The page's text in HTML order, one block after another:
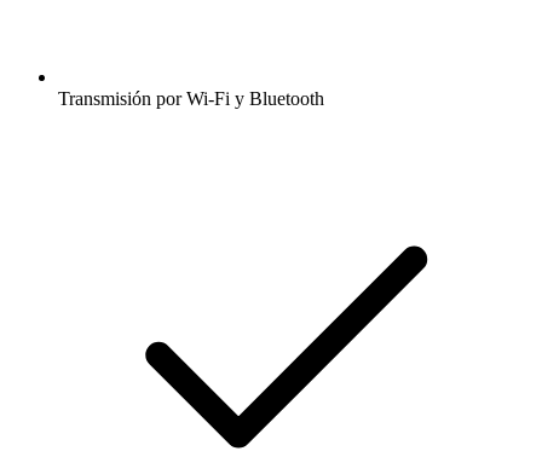
Transmisión por Wi-Fi y Bluetooth